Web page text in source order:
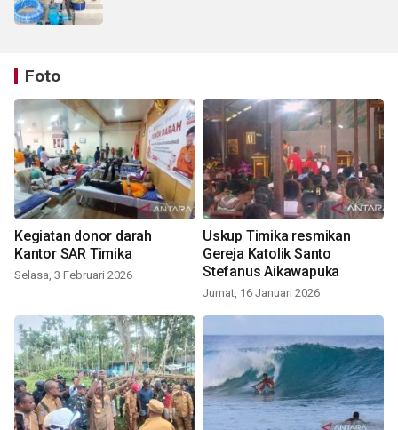
Foto
Kegiatan donor darah
Kantor SAR Timika
Selasa, 3 Februari 2026
Uskup Timika resmikan
Gereja Katolik Santo
Stefanus Aikawapuka
Jumat, 16 Januari 2026